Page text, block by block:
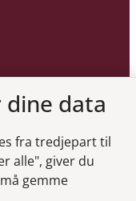
data
fra tredjepart til
alle", giver du
gemme